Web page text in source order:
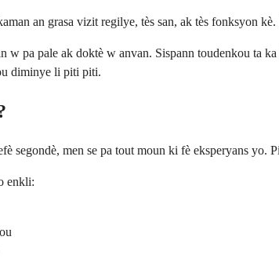
an grasa vizit regilye, tès san, ak tès fonksyon
w pa pale ak doktè w anvan. Sispann toudenkou
diminye li piti piti.
segondè, men se pa tout moun ki fè eksperyans
enkli: